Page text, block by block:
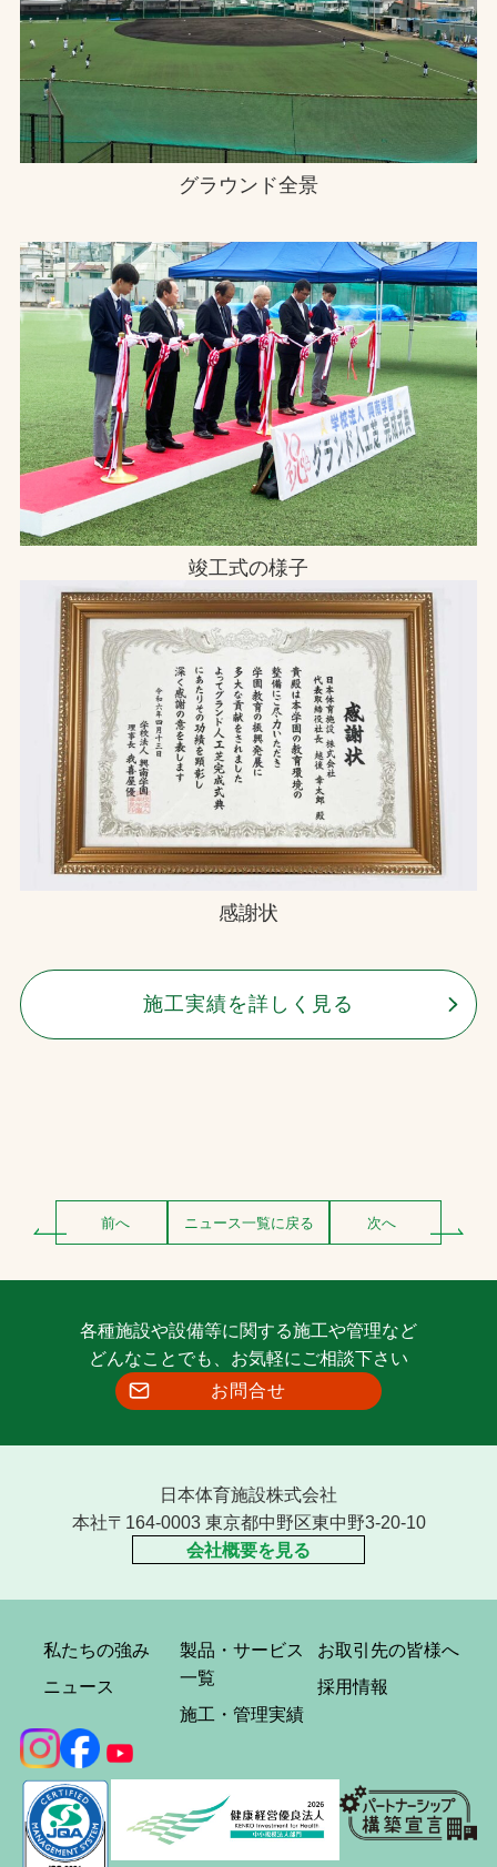
グラウンド全景
竣工式の様子
感謝状
施工実績を詳しく見る
前へ ニュース一覧に戻る 次へ
各種施設や設備等に関する施工や管理など
どんなことでも、お気軽にご相談下さい
お問合せ
日本体育施設株式会社
本社〒164-0003 東京都中野区東中野3-20-10
会社概要を見る
私たちの強み
ニュース
製品・サービス
一覧
施工・管理実績
お取引先の皆様へ
採用情報